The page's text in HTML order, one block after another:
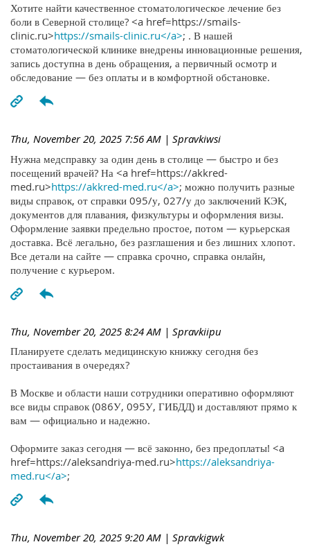
Хотите найти качественное стоматологическое лечение без
боли в Северной столице? <a href=https://smails-
clinic.ru>https://smails-clinic.ru</a>; . В нашей
стоматологической клинике внедрены инновационные решения,
запись доступна в день обращения, а первичный осмотр и
обследование — без оплаты и в комфортной обстановке.
Thu, November 20, 2025 7:56 AM | Spravkiwsi
Нужна медсправку за один день в столице — быстро и без
посещений врачей? На <a href=https://akkred-
med.ru>https://akkred-med.ru</a>; можно получить разные
виды справок, от справки 095/у, 027/у до заключений КЭК,
документов для плавания, физкультуры и оформления визы.
Оформление заявки предельно простое, потом — курьерская
доставка. Всё легально, без разглашения и без лишних хлопот.
Все детали на сайте — справка срочно, справка онлайн,
получение с курьером.
Thu, November 20, 2025 8:24 AM | Spravkiipu
Планируете сделать медицинскую книжку сегодня без
простаивания в очередях?
В Москве и области наши сотрудники оперативно оформляют
все виды справок (086У, 095У, ГИБДД) и доставляют прямо к
вам — официально и надежно.
Оформите заказ сегодня — всё законно, без предоплаты! <a
href=https://aleksandriya-med.ru>https://aleksandriya-
med.ru</a>;
Thu, November 20, 2025 9:20 AM | Spravkigwk